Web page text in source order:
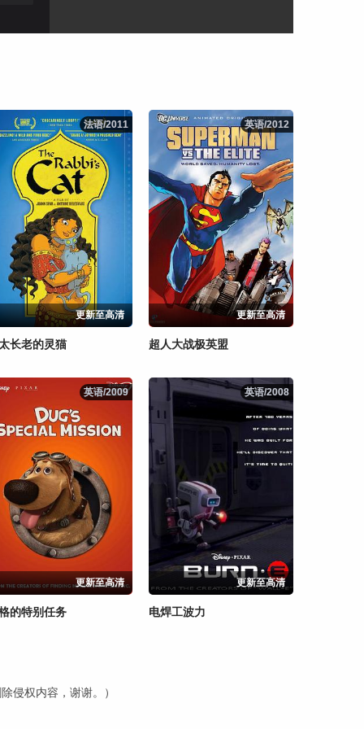
法语/2011
法语/2011
更新至高清
长老的灵猫
英语/2012
英语/2012
更新至高清
超人大战极英盟
英语/2009
英语/2009
更新至高清
的特别任务
英语/2008
英语/2008
更新至高清
电焊工波力
侵权内容，谢谢。）